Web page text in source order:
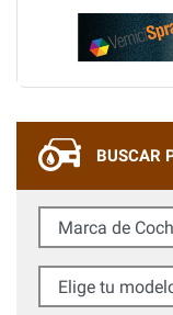
BUSCAR
Marca de Coche
Elige tu modelo